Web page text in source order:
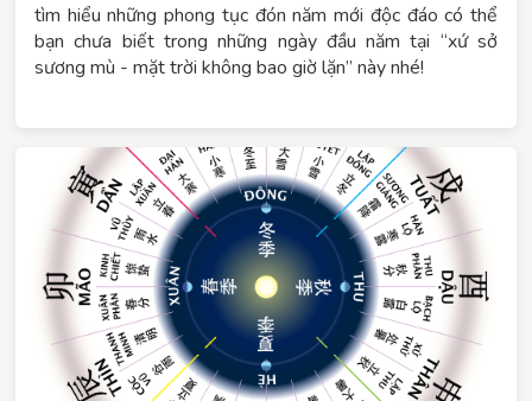
tìm hiểu những phong tục đón năm mới độc đáo có thể
bạn chưa biết trong những ngày đầu năm tại “xứ sở
sương mù - mặt trời không bao giờ lặn” này nhé!